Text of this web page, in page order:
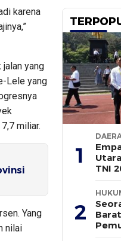
karena
yang
Lele yang
miliar.
Yang
nilai
1
TNI
2
15